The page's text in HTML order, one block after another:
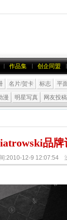
作品集 创企同盟
名片/贺卡 标志
平
漫 明星写真 网友投稿
品牌
:2010-12-9 12:07:54